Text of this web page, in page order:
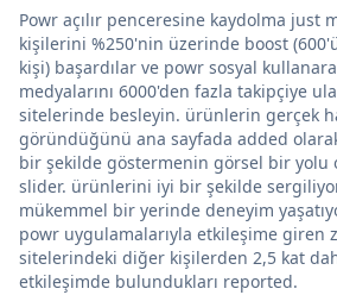
Powr açılır penceresine kaydolma just
kişilerini %250'nin üzerinde boost
kişi) başardılar ve powr sosyal
medyalarını 6000'den fazla takipçiye
sitelerinde besleyin. ürünlerin gerçek
göründüğünü ana sayfada added
bir şekilde göstermenin görsel bir yolu
slider. ürünlerini iyi bir şekilde
mükemmel bir yerinde deneyim
powr uygulamalarıyla etkileşime giren
sitelerindeki diğer kişilerden 2,5 kat
etkileşimde bulundukları reported.